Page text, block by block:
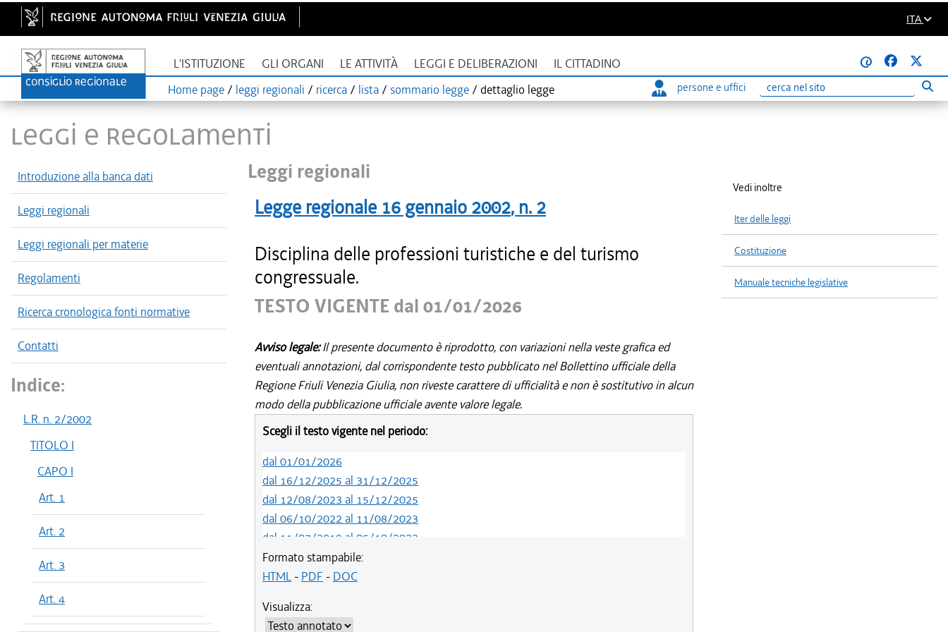
ITA
L'ISTITUZIONE GLI ORGANI LE ATTIVITÀ LEGGI E DELIBERAZIONI IL CITTADINO
@
Home page / leggi regionali / ricerca / lista / sommario legge / dettaglio legge persone e uffici
Ricerca
LEGGI E REGOLAMENTI
Introduzione alla banca dati
Leggi regionali
Leggi regionali per materie
Regolamenti
Ricerca cronologica fonti normative
Contatti
Indice:
L.R. n. 2/2002
TITOLO I
CAPO I
Art. 1
Art. 2
Art. 3
Art. 4
Leggi regionali
Legge regionale 16 gennaio 2002, n. 2
Disciplina delle professioni turistiche e del turismo
congressuale.
TESTO VIGENTE dal 01/01/2026
Avviso legale:Il presente documento è riprodotto, con variazioni nella veste grafica ed
eventuali annotazioni, dal corrispondente testo pubblicato nel Bollettino ufficiale della
Regione Friuli Venezia Giulia, non riveste carattere di ufficialità e non è sostitutivo in alcun
modo della pubblicazione ufficiale avente valore legale.
Scegli il testo vigente nel periodo:
dal 01/01/2026
dal 16/12/2025 al 31/12/2025
dal 12/08/2023 al 15/12/2025
dal 06/10/2022 al 11/08/2023
dal 11/07/2019 al 05/10/2022
dal 01/05/2019 al 10/07/2019
dal 12/04/2018 al 30/04/2019
dal 01/01/2018 al 28/03/2018
Formato stampabile:
HTML- PDF - DOC
Visualizza:
Vedi inoltre
Iter delle leggi
Costituzione
Manuale tecniche legislative